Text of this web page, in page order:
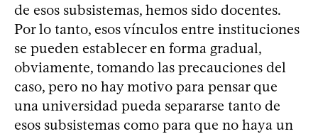
de esos subsistemas, hemos sido docentes.
Por lo tanto, esos vínculos entre instituciones
se pueden establecer en forma gradual,
obviamente, tomando las precauciones del
caso, pero no hay motivo para pensar que
una universidad pueda separarse tanto de
esos subsistemas como para que no haya un